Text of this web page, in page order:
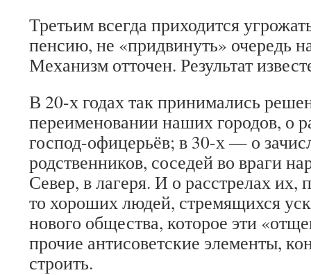
Третьим всегда приходится
пенсию, не «придвинуть» очередь
Механизм отточен. Результат
В 20-х годах так принимались
переименовании наших городов, о
господ-офицерьёв; в 30-х — о
родственников, соседей во враги
Север, в лагеря. И о расстрелах
то хороших людей, стремящихся
нового общества, которое эти
прочие антисоветские элементы,
строить.